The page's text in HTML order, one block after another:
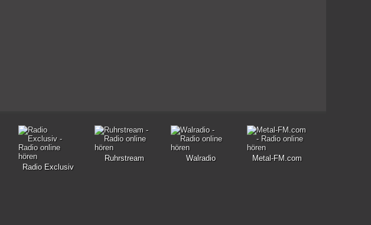
Radio Exclusiv
Ruhrstream Walradio Metal-FM.com